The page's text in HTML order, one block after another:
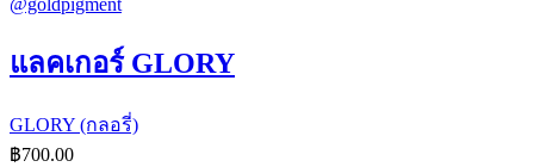
แลคเกอร์ GLORY
GLORY (กลอรี่)
฿700.00